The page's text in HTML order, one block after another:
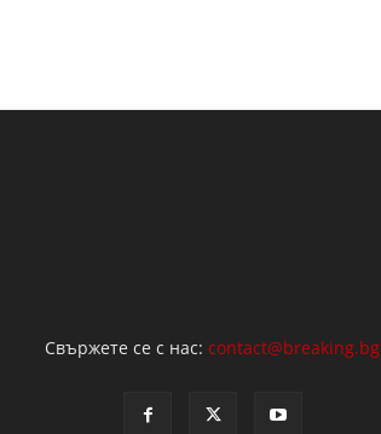
Свържете се с нас:contact@breaking.bg